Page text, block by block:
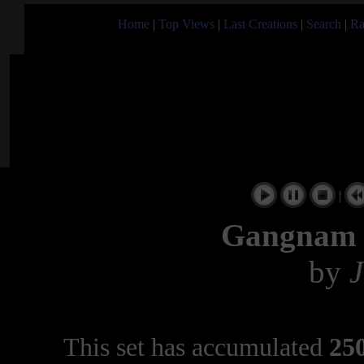
Home | Top Views | Last Creations | Search |
|
by
This set has accumulated